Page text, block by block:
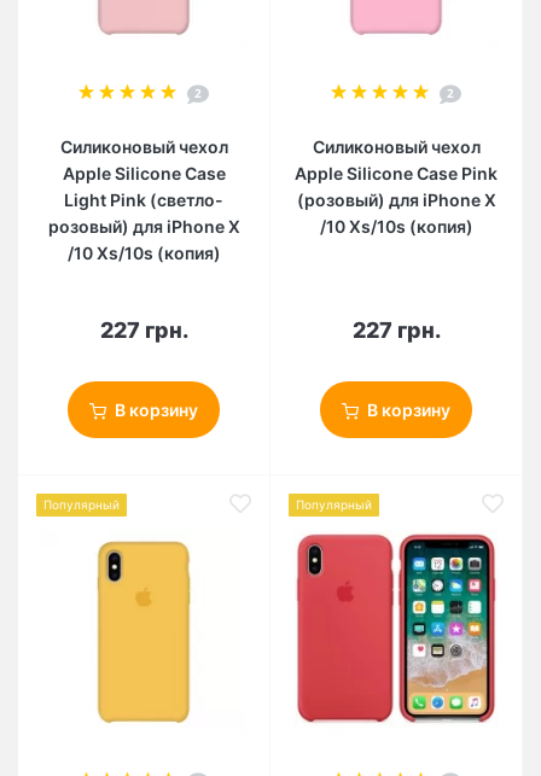
2
Силиконовый чехол
Apple Silicone Case
Light Pink (светло-
розовый) для iPhone X
/10 Xs/10s (копия)
227 грн.
В корзину
2
Силиконовый чехол
Apple Silicone Case Pink
(розовый) для iPhone X
/10 Xs/10s (копия)
227 грн.
В корзину
Популярный Популярный